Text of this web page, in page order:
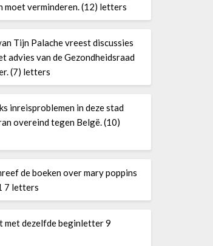
moet verminderen. (12) letters
Tijn Palache vreest discussies
advies van de Gezondheidsraad
(7) letters
inreisproblemen in deze stad
overeind tegen Belgë. (10)
de boeken over mary poppins
7 letters
met dezelfde beginletter 9